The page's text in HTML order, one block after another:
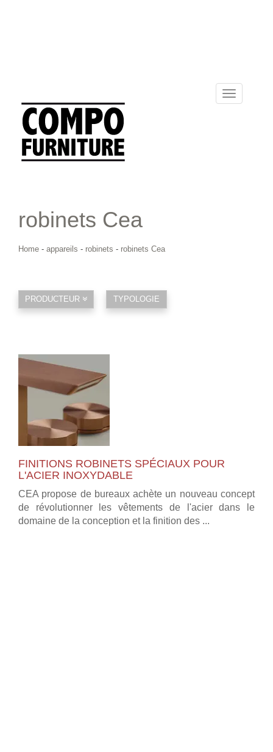
Toggle
navigation
robinets Cea
Home - appareils - robinets - robinets Cea
PRODUCTEUR TYPOLOGIE
FINITIONS ROBINETS SPÉCIAUX POUR
L'ACIER INOXYDABLE
CEA propose de bureaux achète un nouveau concept
de révolutionner les vêtements de l'acier dans le
domaine de la conception et la finition des ...